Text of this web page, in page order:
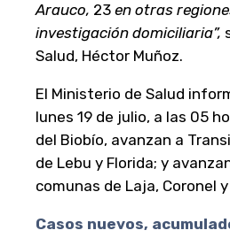
Arauco, 23 en otras
investigación domiciliaria”,
Salud, Héctor Muñoz.
El Ministerio de Salud
lunes 19 de julio, a las 05
del Biobío, avanzan a
de Lebu y Florida; y
comunas de Laja, Coronel
Casos nuevos,